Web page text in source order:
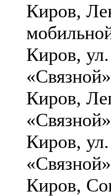
Киров,
Киров,
Киров,
Киров,
Киров,